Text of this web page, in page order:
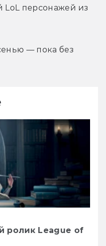
LoL персонажей из
— пока без
ролик League of